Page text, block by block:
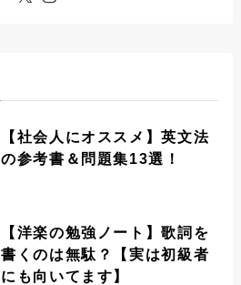
【社会人にオススメ】英文法
の参考書＆問題集13選！
【洋楽の勉強ノート】歌詞を
書くのは無駄？【実は初級者
にも向いてます】